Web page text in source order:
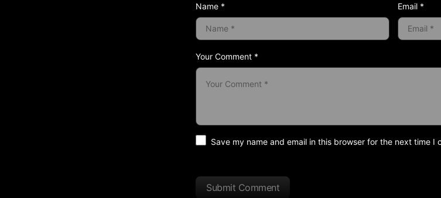
Your Comment *
Name * Email *
Save my name and email in this browser for the next time I
Submit Comment